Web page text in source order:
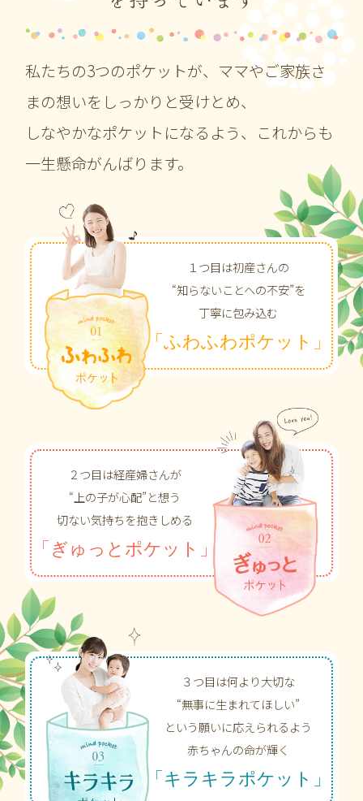
私たちの3つのポケットが、ママやご家族さ
まの想いをしっかりと受けとめ、
しなやかなポケットになるよう、これからも
一生懸命がんばります。
１つ目は初産さんの
“知らないことへの不安”を
丁寧に包み込む
「ふわふわポケット」
２つ目は経産婦さんが
“上の子が心配”と想う
切ない気持ちを抱きしめる
「ぎゅっとポケット」
３つ目は何より大切な
“無事に生まれてほしい”
という願いに応えられるよう
赤ちゃんの命が輝く
「キラキラポケット」